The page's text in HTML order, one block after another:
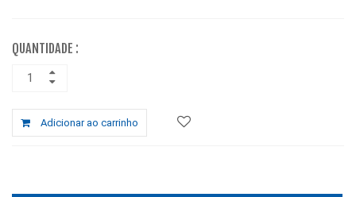
QUANTIDADE :
Adicionar ao carrinho